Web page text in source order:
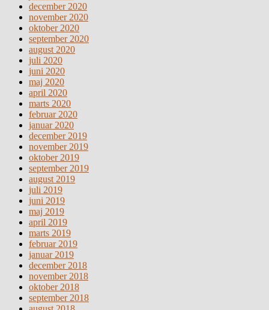
december 2020
november 2020
oktober 2020
september 2020
august 2020
juli 2020
juni 2020
maj 2020
april 2020
marts 2020
februar 2020
januar 2020
december 2019
november 2019
oktober 2019
september 2019
august 2019
juli 2019
juni 2019
maj 2019
april 2019
marts 2019
februar 2019
januar 2019
december 2018
november 2018
oktober 2018
september 2018